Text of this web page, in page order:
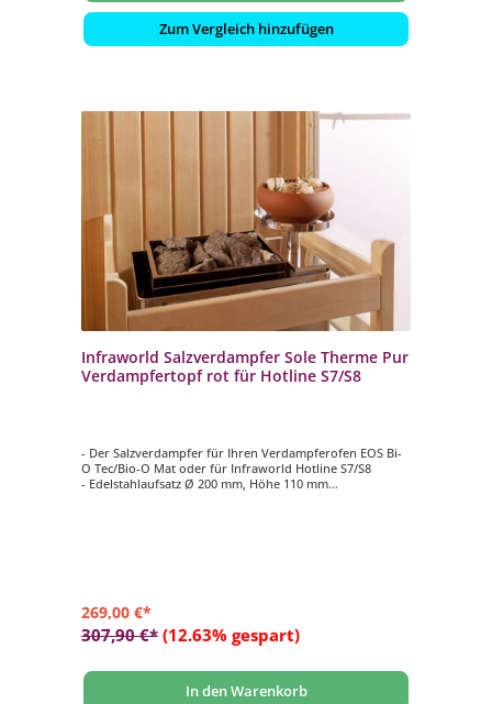
Zum Vergleich hinzufügen
Infraworld Salzverdampfer Sole Therme Pur
Verdampfertopf rot für Hotline S7/S8
- Der Salzverdampfer für Ihren Verdampferofen EOS Bi-
O Tec/Bio-O Mat oder für Infraworld Hotline S7/S8
- Edelstahlaufsatz Ø 200 mm, Höhe 110 mm
269,00 €*
307,90 €* (12.63% gespart)
In den Warenkorb